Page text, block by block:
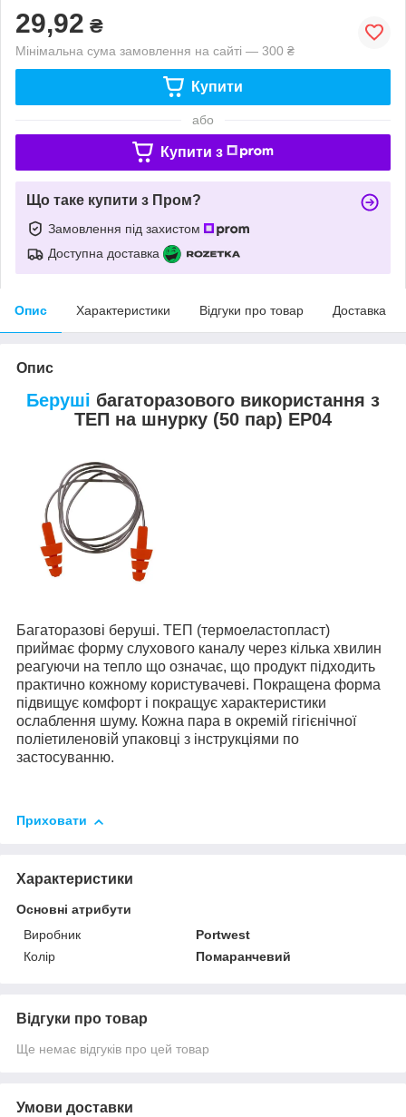
29,92 ₴
Мінімальна сума замовлення на сайті — 300 ₴
Купити
або
Купити з
Що таке купити з Пром?
Замовлення під захистом
Доступна доставка
Опис Характеристики Відгуки про товар Доставка
Опис
Беруші багаторазового використання з
ТЕП на шнурку (50 пар) EP04
Багаторазові беруші. ТЕП (термоеластопласт)
приймає форму слухового каналу через кілька хвилин
реагуючи на тепло що означає, що продукт підходить
практично кожному користувачеві. Покращена форма
підвищує комфорт і покращує характеристики
ослаблення шуму. Кожна пара в окремій гігієнічної
поліетиленовій упаковці з інструкціями по
застосуванню.
Приховати
Характеристики
Основні атрибути
Виробник
Portwest
Колір
Помаранчевий
Відгуки про товар
Ще немає відгуків про цей товар
Умови доставки